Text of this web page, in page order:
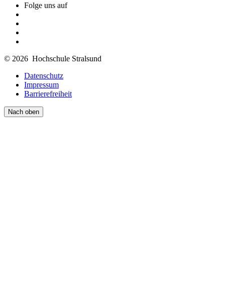
Folge uns auf
© 2026 Hochschule Stralsund
Datenschutz
Impressum
Barrierefreiheit
Nach oben